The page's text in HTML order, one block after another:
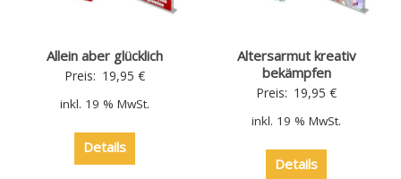
Allein aber glücklich
Preis: 19,95 €
inkl. 19 % MwSt.
Details
Altersarmut kreativ
bekämpfen
Preis: 19,95€
inkl. 19 % MwSt.
Details